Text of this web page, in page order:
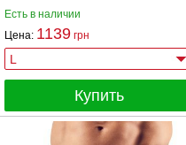
Есть в наличии
Цена: 1139 грн
Купить